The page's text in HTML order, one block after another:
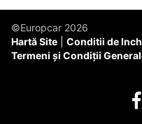
©Europcar 2026
Hartă Site
Conditii de
Termeni și Condiții